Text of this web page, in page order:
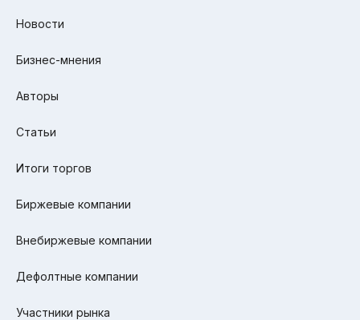
Новости
Бизнес-мнения
Авторы
Статьи
Итоги торгов
Биржевые компании
Внебиржевые компании
Дефолтные компании
Участники рынка